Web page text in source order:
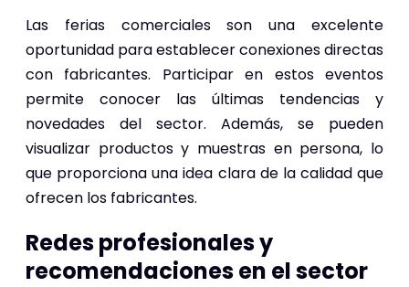
Las ferias comerciales son una excelente
oportunidad para establecer conexiones directas
con fabricantes. Participar en estos eventos
permite conocer las últimas tendencias y
novedades del sector. Además, se pueden
visualizar productos y muestras en persona, lo
que proporciona una idea clara de la calidad que
ofrecen los fabricantes.
Redes profesionales y
recomendaciones en el sector